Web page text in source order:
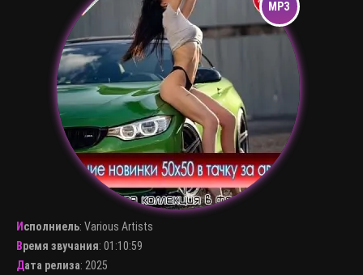
Исполниель: Various Artists
Время звучания: 01:10:59
Дата релиза: 2025